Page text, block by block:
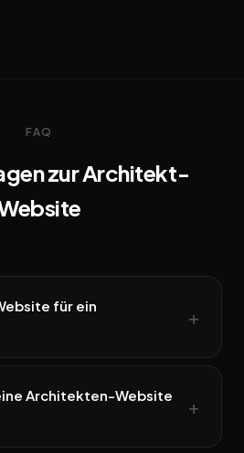
FAQ
zur Architekt-
für ein
Architekten-Website